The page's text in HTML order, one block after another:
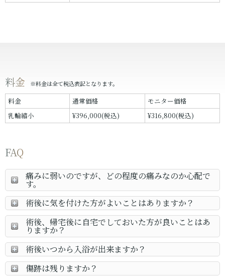
料金 ※料金は全て税込表記となります。
料金 通常価格
モニター価格
乳輪縮小
¥396,000(税込) ¥316,800(税込)
FAQ
痛みに弱いのですが、どの程度の痛みなのか心配で
す。
術後に気を付けた方がよいことはありますか？
術後、帰宅後に自宅でしておいた方が良いことはあ
りますか？
術後いつから入浴が出来ますか？
傷跡は残りますか？